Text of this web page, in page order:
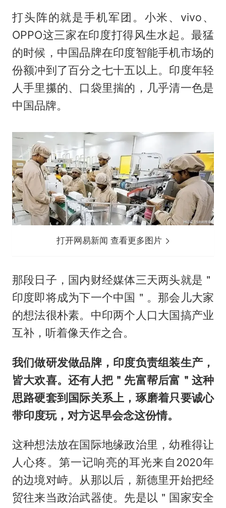
打头阵的就是手机军团。小米、vivo、
OPPO这三家在印度打得风生水起。最猛
的时候，中国品牌在印度智能手机市场的
份额冲到了百分之七十五以上。印度年轻
人手里攥的、口袋里揣的，几乎清一色是
中国品牌。
打开网易新闻 查看更多图片
那段日子，国内财经媒体三天两头就是＂
印度即将成为下一个中国＂。那会儿大家
的想法很朴素。中印两个人口大国搞产业
互补，听着像天作之合。
我们做研发做品牌，印度负责组装生产，
皆大欢喜。还有人把＂先富帮后富＂这种
思路硬套到国际关系上，琢磨着只要诚心
带印度玩，对方迟早会念这份情。
这种想法放在国际地缘政治里，幼稚得让
人心疼。第一记响亮的耳光来自2020年
的边境对峙。从那以后，新德里开始把经
贸往来当政治武器使。先是以＂国家安全